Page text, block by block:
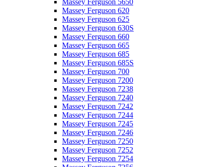
Massey Ferguson 5650
Massey Ferguson 620
Massey Ferguson 625
Massey Ferguson 630S
Massey Ferguson 660
Massey Ferguson 665
Massey Ferguson 685
Massey Ferguson 685S
Massey Ferguson 700
Massey Ferguson 7200
Massey Ferguson 7238
Massey Ferguson 7240
Massey Ferguson 7242
Massey Ferguson 7244
Massey Ferguson 7245
Massey Ferguson 7246
Massey Ferguson 7250
Massey Ferguson 7252
Massey Ferguson 7254